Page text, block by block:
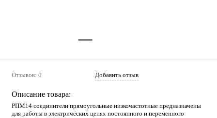
Отзывов: 0 Добавить отзыв
Описание товара:
РПМ14 соединители прямоугольные низкочастотные предназначены
для работы в электрических цепях постоянного и переменного